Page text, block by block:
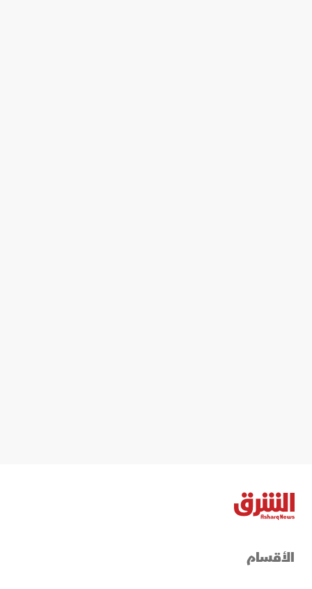
الأقسام